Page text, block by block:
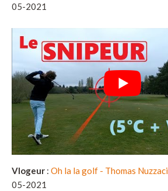
05-2021
Vlogeur : Oh la la golf - Thomas Nuzzaci
05-2021